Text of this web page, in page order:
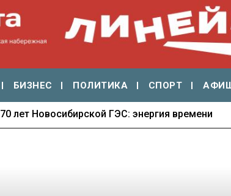
БИЗНЕС ПОЛИТИКА СПОРТ
70 лет Новосибирской ГЭС: энергия времени